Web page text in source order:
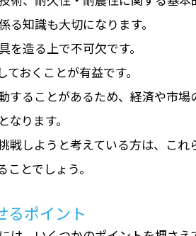
知識も大切になります。
造る上で不可欠です。
おくことが有益です。
することがあるため、経済や市場
ります。
戦しようと考えている方は、これ
とでしょう。
るポイント